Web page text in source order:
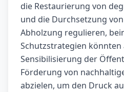
die Restaurierung von
und die Durchsetzung
Abholzung regulieren,
Schutzstrategien könnten
Sensibilisierung der
Förderung von
abzielen, um den Druck